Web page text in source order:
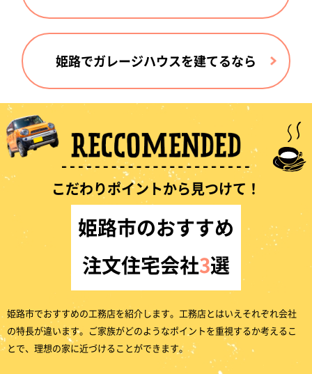
姫路でガレージハウスを建てるなら
こだわりポイントから見つけて！
姫路市のおすすめ
注文住宅会社3選
姫路市でおすすめの工務店を紹介します。工務店とはいえそれぞれ会社
の特長が違います。ご家族がどのようなポイントを重視するか考えるこ
とで、理想の家に近づけることができます。